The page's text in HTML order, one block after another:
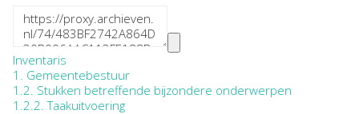
Inventaris
1. Gemeentebestuur
1.2. Stukken betreffende bijzondere onderwerpen
1.2.2. Taakuitvoering